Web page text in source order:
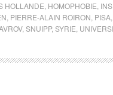
HOLLANDE HOMOPHOBIE
PIERRE-ALAIN ROIRON PISA
, SNUIPP, SYRIE